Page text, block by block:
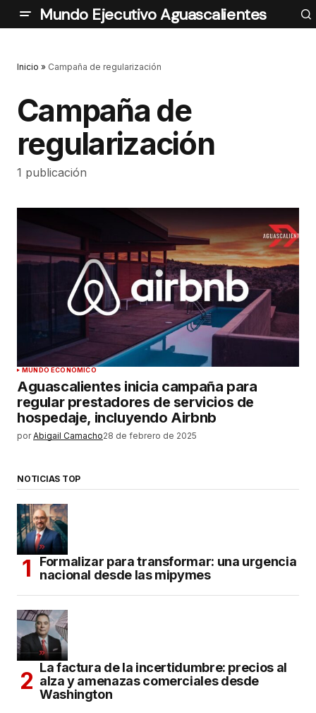
Mundo Ejecutivo Aguascalientes
Inicio » Campaña de regularización
Campaña de
regularización
1 publicación
MUNDO ECONÓMICO
Aguascalientes inicia campaña para
regular prestadores de servicios de
hospedaje, incluyendo Airbnb
por Abigail Camacho28 de febrero de 2025
NOTICIAS TOP
Formalizar para transformar: una urgencia
nacional desde las mipymes
La factura de la incertidumbre: precios al
alza y amenazas comerciales desde
Washington